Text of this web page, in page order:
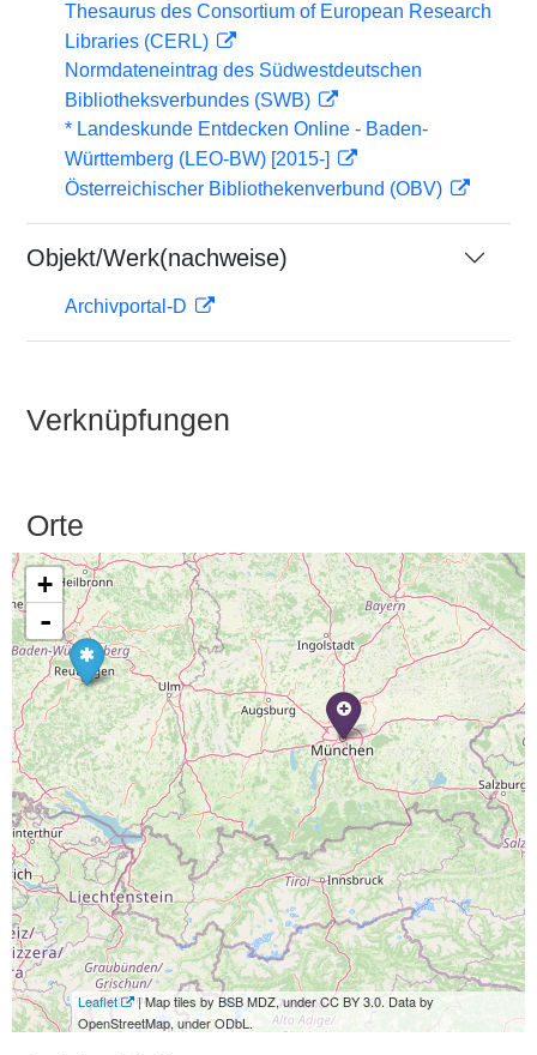
Thesaurus des Consortium of European Research
Libraries (CERL)
Normdateneintrag des Südwestdeutschen
Bibliotheksverbundes (SWB)
* Landeskunde Entdecken Online - Baden-
Württemberg (LEO-BW) [2015-]
Österreichischer Bibliothekenverbund (OBV)
Objekt/Werk(nachweise)
Archivportal-D
Verknüpfungen
Orte
+
-
Leaflet
| Map tiles by BSB MDZ, under CC BY 3.0. Data by
OpenStreetMap, under ODbL.